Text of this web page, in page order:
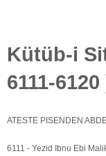
Kütüb-i
6111-6120
ATESTE PISENDEN
6111 - Yezid Ibnu Ebi